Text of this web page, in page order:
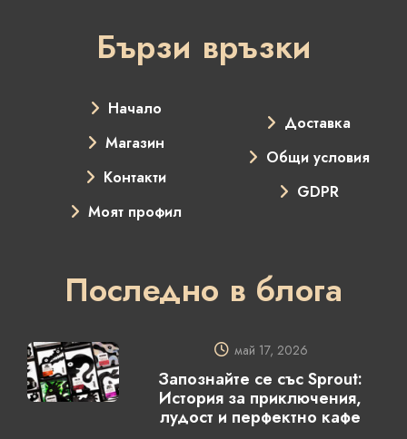
Бързи връзки
Начало
Магазин
Контакти
Моят профил
Доставка
Общи условия
GDPR
Последно в блога
май 17, 2026
Запознайте се със Sprout:
История за приключения,
лудост и перфектно кафе